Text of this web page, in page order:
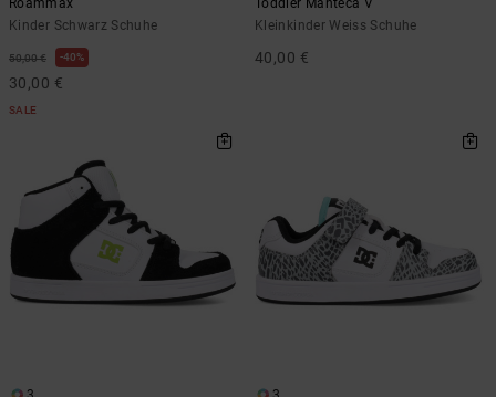
Kinder Schwarz Schuhe
50,00 € 40%
30,00 €
SALE
Kleinkinder Weiss Schuhe
40,00 €